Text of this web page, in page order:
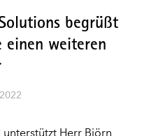
begrüßt
einen weiteren